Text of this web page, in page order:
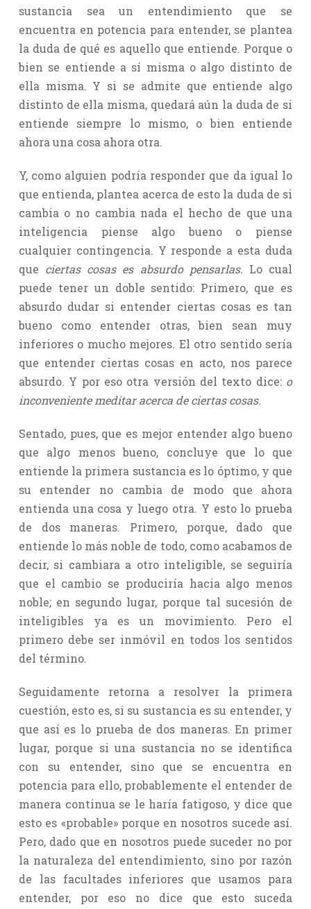
sustancia sea un entendimiento que se
encuentra en potencia para entender, se plantea
la duda de qué es aquello que entiende. Porque o
bien se entiende a sí misma o algo distinto de
ella misma. Y si se admite que entiende algo
distinto de ella misma, quedará aún la duda de si
entiende siempre lo mismo, o bien entiende
ahora una cosa ahora otra.
Y, como alguien podría responder que da igual lo
que entienda, plantea acerca de esto la duda de si
cambia o no cambia nada el hecho de que una
inteligencia piense algo bueno o piense
cualquier contingencia. Y responde a esta duda
que ciertas cosas es absurdo pensarlas. Lo cual
puede tener un doble sentido: Primero, que es
absurdo dudar si entender ciertas cosas es tan
bueno como entender otras, bien sean muy
inferiores o mucho mejores. El otro sentido sería
que entender ciertas cosas en acto, nos parece
absurdo. Y por eso otra versión del texto dice: o
inconveniente meditar acerca de ciertas cosas.
Sentado, pues, que es mejor entender algo bueno
que algo menos bueno, concluye que lo que
entiende la primera sustancia es lo óptimo, y que
su entender no cambia de modo que ahora
entienda una cosa y luego otra. Y esto lo prueba
de dos maneras. Primero, porque, dado que
entiende lo más noble de todo, como acabamos de
decir, si cambiara a otro inteligible, se seguiría
que el cambio se produciría hacia algo menos
noble; en segundo lugar, porque tal sucesión de
inteligibles ya es un movimiento. Pero el
primero debe ser inmóvil en todos los sentidos
del término.
Seguidamente retorna a resolver la primera
cuestión, esto es, si su sustancia es su entender, y
que así es lo prueba de dos maneras. En primer
lugar, porque si una sustancia no se identifica
con su entender, sino que se encuentra en
potencia para ello, probablemente el entender de
manera continua se le haría fatigoso, y dice que
esto es «probable» porque en nosotros sucede así.
Pero, dado que en nosotros puede suceder no por
la naturaleza del entendimiento, sino por razón
de las facultades inferiores que usamos para
entender, por eso no dice que esto suceda